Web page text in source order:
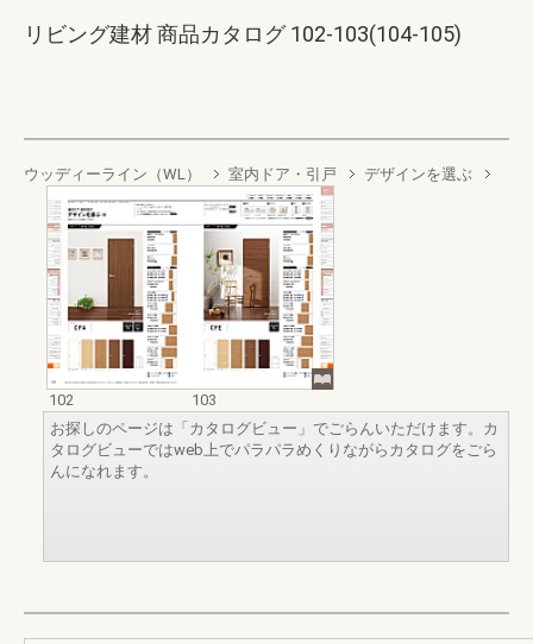
リビング建材 商品カタログ 102-103(104-105)
ウッディーライン（WL） 室内ドア・引戸 デザインを選ぶ
102
103
お探しのページは「カタログビュー」でごらんいただけます。カ
タログビューではweb上でパラパラめくりながらカタログをごら
んになれます。